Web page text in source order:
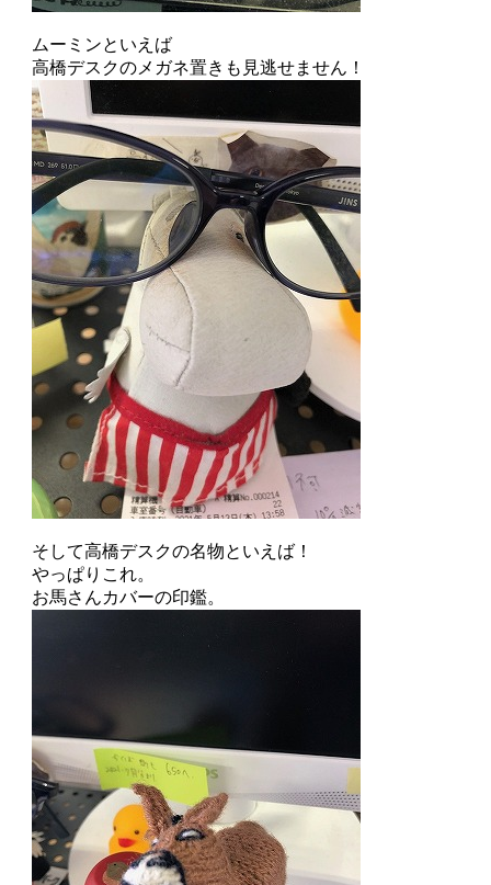
ムーミンといえば
高橋デスクのメガネ置きも見逃せません！
そして高橋デスクの名物といえば！
やっぱりこれ。
お馬さんカバーの印鑑。